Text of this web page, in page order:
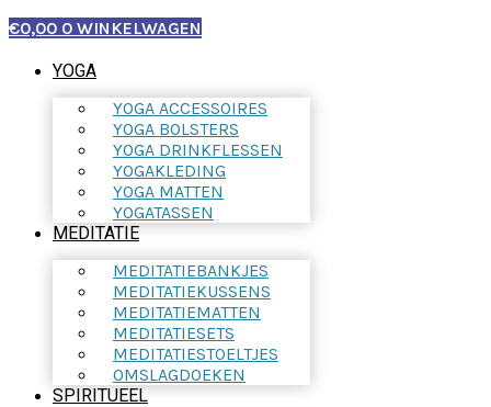
€0,00 0 WINKELWAGEN
YOGA
YOGA ACCESSOIRES
YOGA BOLSTERS
YOGA DRINKFLESSEN
YOGAKLEDING
YOGA MATTEN
YOGATASSEN
MEDITATIE
MEDITATIEBANKJES
MEDITATIEKUSSENS
MEDITATIEMATTEN
MEDITATIESETS
MEDITATIESTOELTJES
OMSLAGDOEKEN
SPIRITUEEL